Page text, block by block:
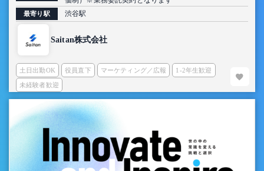
最寄り駅 渋谷駅
Saitan株式会社
土日出勤OK 役員直下 マーケティング／広報 1-2年生歓迎
未経験者歓迎